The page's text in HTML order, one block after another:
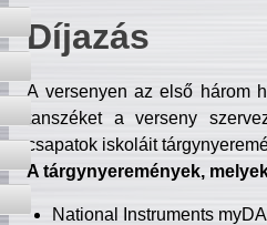
Díjazás
A versenyen az első három
tanszéket a verseny
csapatok iskoláit
A tárgynyeremények,
National Instruments